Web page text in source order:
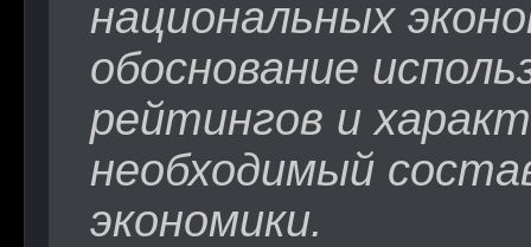
национальных
обоснование
рейтингов и
необходимый
экономики.